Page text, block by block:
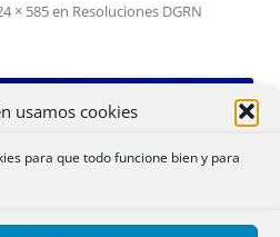
usamos cookies
para que todo funcione bien y para
× 585en Resoluciones DGRN